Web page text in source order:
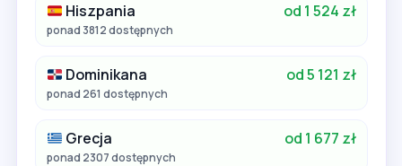
Hiszpania od 1 524 zł
ponad 3812 dostępnych
Dominikana od 5 121 zł
ponad 261 dostępnych
Grecja od 1 677 zł
ponad 2307 dostępnych